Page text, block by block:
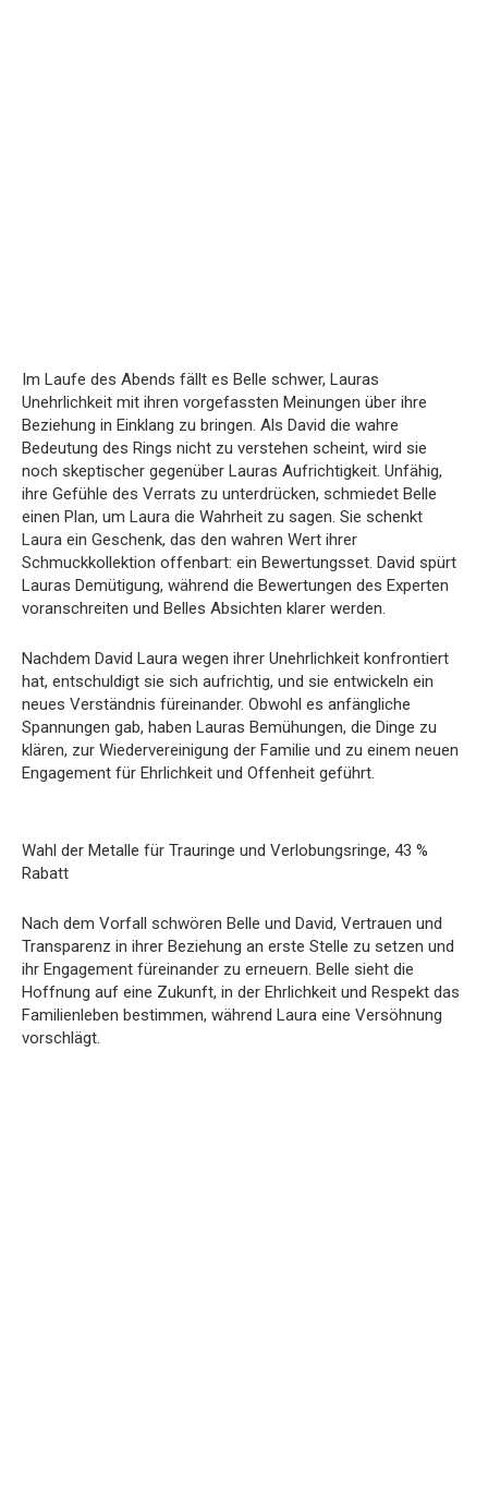
Im Laufe des Abends fällt es Belle schwer, Lauras
Unehrlichkeit mit ihren vorgefassten Meinungen über ihre
Beziehung in Einklang zu bringen. Als David die wahre
Bedeutung des Rings nicht zu verstehen scheint, wird sie
noch skeptischer gegenüber Lauras Aufrichtigkeit. Unfähig,
ihre Gefühle des Verrats zu unterdrücken, schmiedet Belle
einen Plan, um Laura die Wahrheit zu sagen. Sie schenkt
Laura ein Geschenk, das den wahren Wert ihrer
Schmuckkollektion offenbart: ein Bewertungsset. David spürt
Lauras Demütigung, während die Bewertungen des Experten
voranschreiten und Belles Absichten klarer werden.
Nachdem David Laura wegen ihrer Unehrlichkeit konfrontiert
hat, entschuldigt sie sich aufrichtig, und sie entwickeln ein
neues Verständnis füreinander. Obwohl es anfängliche
Spannungen gab, haben Lauras Bemühungen, die Dinge zu
klären, zur Wiedervereinigung der Familie und zu einem neuen
Engagement für Ehrlichkeit und Offenheit geführt.
Wahl der Metalle für Trauringe und Verlobungsringe, 43 %
Rabatt
Nach dem Vorfall schwören Belle und David, Vertrauen und
Transparenz in ihrer Beziehung an erste Stelle zu setzen und
ihr Engagement füreinander zu erneuern. Belle sieht die
Hoffnung auf eine Zukunft, in der Ehrlichkeit und Respekt das
Familienleben bestimmen, während Laura eine Versöhnung
vorschlägt.